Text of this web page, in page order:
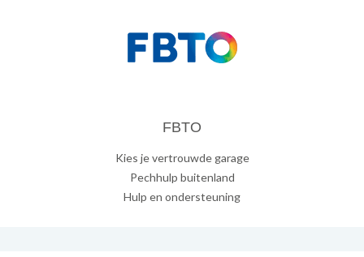
FBTO
Kies je vertrouwde garage
Pechhulp buitenland
Hulp en ondersteuning